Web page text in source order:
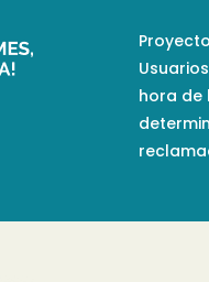
hora de